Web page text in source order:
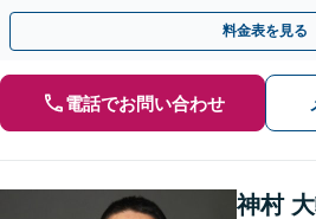
料金表を見る
電話でお問い合わせ
神村